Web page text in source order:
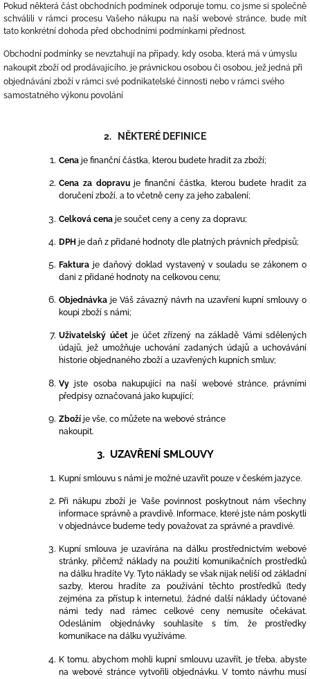
Pokud některá část obchodních podmínek odporuje tomu, co jsme si společně
schválili v rámci procesu Vašeho nákupu na naší webové stránce, bude mít
tato konkrétní dohoda před obchodními podmínkami přednost.
Obchodní podmínky se nevztahují na případy, kdy osoba, která má v úmyslu
nakoupit zboží od prodávajícího, je právnickou osobou či osobou, jež jedná při
objednávání zboží v rámci své podnikatelské činnosti nebo v rámci svého
samostatného výkonu povolání
2. NĚKTERÉ DEFINICE
Cena je finanční částka, kterou budete hradit za zboží;
Cena za dopravuje finanční částka, kterou budete hradit za
doručení zboží, a to včetně ceny za jeho zabalení;
Celková cena je součet ceny a ceny za dopravu;
DPH je daň z přidané hodnoty dle platných právních předpisů;
Faktura je daňový doklad vystavený v souladu se zákonem o
dani z přidané hodnoty na celkovou cenu;
Objednávka je Váš závazný návrh na uzavření kupní smlouvy o
koupi zboží s námi;
Uživatelský účetje účet zřízený na základě Vámi sdělených
údajů, jež umožňuje uchování zadaných údajů a uchovávání
historie objednaného zboží a uzavřených kupních smluv;
Vy jste osoba nakupující na naší webové stránce, právními
předpisy označovaná jako kupující;
Zboží je vše, co můžete na webové stránce
nakoupit.
3. UZAVŘENÍ SMLOUVY
Kupní smlouvu s námi je možné uzavřít pouze v českém jazyce.
Při nákupu zboží je Vaše povinnost poskytnout nám všechny
informace správně a pravdivě. Informace, které jste nám poskytli
v objednávce budeme tedy považovat za správné a pravdivé.
Kupní smlouva je uzavírána na dálku prostřednictvím webové
stránky, přičemž náklady na použití komunikačních prostředků
na dálku hradíte Vy. Tyto náklady se však nijak neliší od základní
sazby, kterou hradíte za používání těchto prostředků (tedy
zejména za přístup k internetu), žádné další náklady účtované
námi tedy nad rámec celkové ceny nemusíte očekávat.
Odesláním objednávky souhlasíte s tím, že prostředky
komunikace na dálku využíváme.
K tomu, abychom mohli kupní smlouvu uzavřít, je třeba, abyste
na webové stránce vytvořili objednávku. V tomto návrhu musí